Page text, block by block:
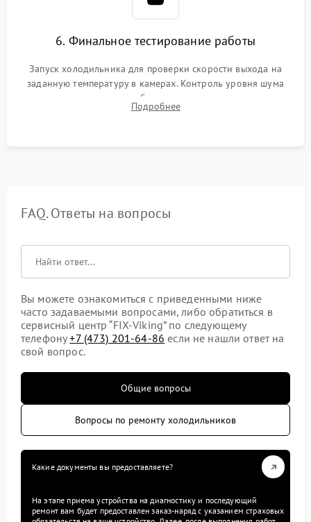
6. Финальное тестирование работы
Запуск холодильника для проверки скорости выхода на
заданную температуру в камерах. Контроль уровня шума
компрессора, отсутствия обмерзания стенок и корректного
срабатывания системы автоматической оттайки.
Подробнее
FAQ. Ответы на вопросы
Вы можете ознакомиться с приведенными ниже
часто задаваемыми вопросами, либо обратиться в
сервисный центр “FIX-Viking” по следующему
телефону+7 (473) 201-64-86 если не нашли ответ на
свой вопрос.
Общие вопросы
Вопросы по ремонту холодильников
Какие документы вы предоставляете?
На этапе приема устройства на диагностику и последующий
ремонт вам будет предоставлен заказ-наряд с указанием страховых